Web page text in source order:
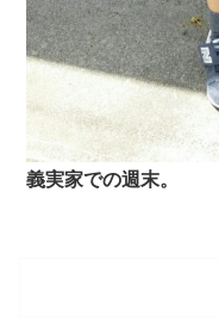
義実家での週末。